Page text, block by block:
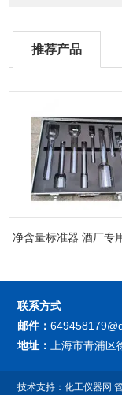
推荐产品
净含量标准器 酒厂专
联系方式
邮件：
地址：
上海市青浦
技术支持：化工仪器网